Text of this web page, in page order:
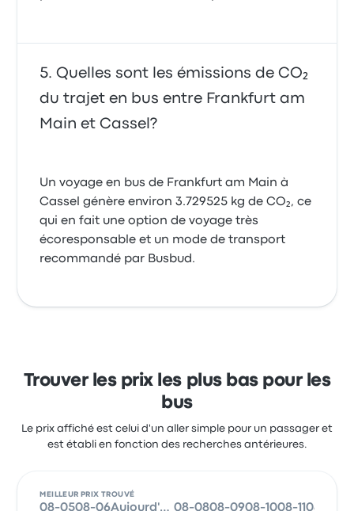
Quelles sont les émissions de CO₂
du trajet en bus entre Frankfurt am
Main et Cassel?
Un voyage en bus de Frankfurt am Main à
Cassel génère environ 3.729525 kg de CO₂, ce
qui en fait une option de voyage très
écoresponsable et un mode de transport
recommandé par Busbud.
Trouver les prix les plus bas pour les
bus
Le prix affiché est celui d'un aller simple pour un passager et
est établi en fonction des recherches antérieures.
MEILLEUR PRIX TROUVÉ
08-0508-06 Aujourd'hui 08-0808-0908-1008-1108-12